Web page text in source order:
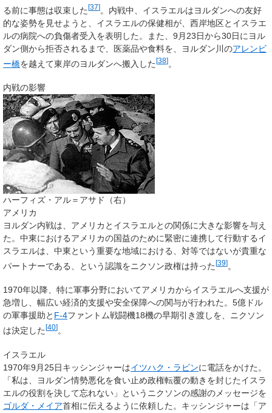
る前に事態は収束した [37] 。内戦中、イスラエルはヨルダンへの友好
的な姿勢を見せようと、イスラエルの保健相が、西岸地区とイスラエ
ルの病院への負傷者受入を表明した。また、9月23日から30日にヨル
ダン側から拒否されるまで、医薬品や食料を、ヨルダン川のアレンビ
ー橋を越えて東岸のヨルダンへ搬入した[38]。
内戦の影響
ハーフィズ・アル＝アサド（右）
アメリカ
ヨルダン内戦は、アメリカとイスラエルとの関係に大きな影響を与え
た。中東におけるアメリカの国益のために緊密に連携して行動するイ
スラエルは、中東という重要な地域における、対等ではないが貴重な
パートナーである、という認識をニクソン政権は持った[39]。
1970年以降、特に軍事分野においてアメリカからイスラエルへ支援が
急増し、幅広い経済的支援や安全保障への関与が行われた。5億ドル
の軍事援助と F-4ファントム戦闘機18機の早期引き渡しを、ニクソン
は決定した [40] 。
イスラエル
1970年9月25日キッシンジャーはイツハク・ラビンに電話をかけた。
「私は、ヨルダン情勢悪化を食い止め政権転覆の動きを封じたイスラ
エルの役割を決して忘れない」というニクソンの感謝のメッセージを
ゴルダ・メイア首相に伝えるように依頼した。キッシンジャーは「ア